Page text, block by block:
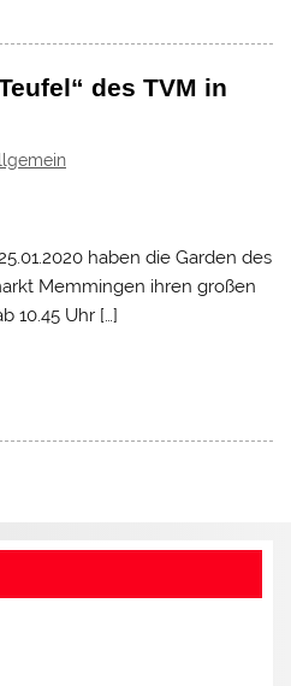
des TVM in
haben die Garden des
Memmingen ihren großen
10.45 Uhr […]